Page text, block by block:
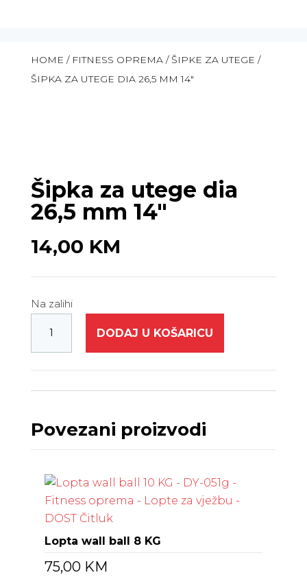
HOME / FITNESS OPREMA/ŠIPKE ZA UTEGE /
ŠIPKA ZA UTEGE DIA 26,5 MM 14″
Šipka za utege dia
26,5 mm 14″
14,00 KM
Na zalihi
DODAJ U KOŠARICU
Povezani proizvodi
Lopta wall ball 8 KG
75,00 KM